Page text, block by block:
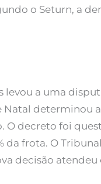
o Seturn, a
levou a uma
Natal determinou
O decreto foi
da frota. O
decisão